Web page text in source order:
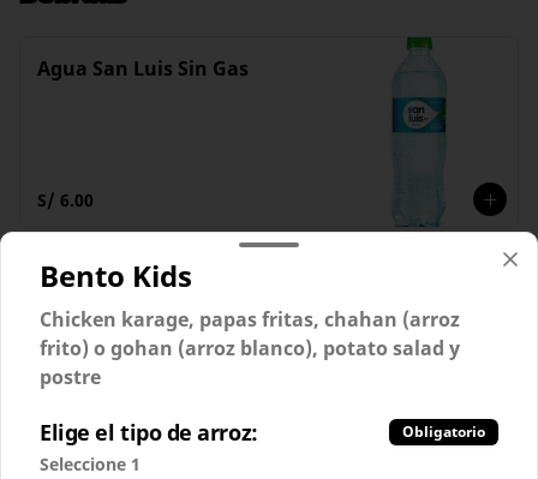
Agua San Luis Sin Gas
S/ 6.00
Coca-Cola Sabor Original
Bento Kids
Chicken karage, papas fritas, chahan (arroz
frito) o gohan (arroz blanco), potato salad y
postre
Elige el tipo de arroz: Obligatorio
Seleccione 1